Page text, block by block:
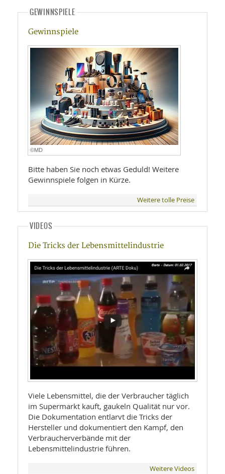
GEWINNSPIELE
Gewinnspiele
©MD
Bitte haben Sie noch etwas Geduld! Weitere
Gewinnspiele folgen in Kürze.
Weitere tolle Preise
VIDEOS
Die Tricks der Lebensmittelindustrie
Viele Lebensmittel, die der Verbraucher täglich
im Supermarkt kauft, gaukeln Qualität nur vor.
Die Dokumentation entlarvt die Tricks der
Hersteller und dokumentiert den Kampf, den
Verbraucherverbände mit der
Lebensmittelindustrie führen.
Weitere Videos